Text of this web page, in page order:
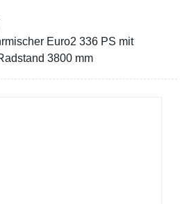
Euro2 336 PS mit
3800 mm